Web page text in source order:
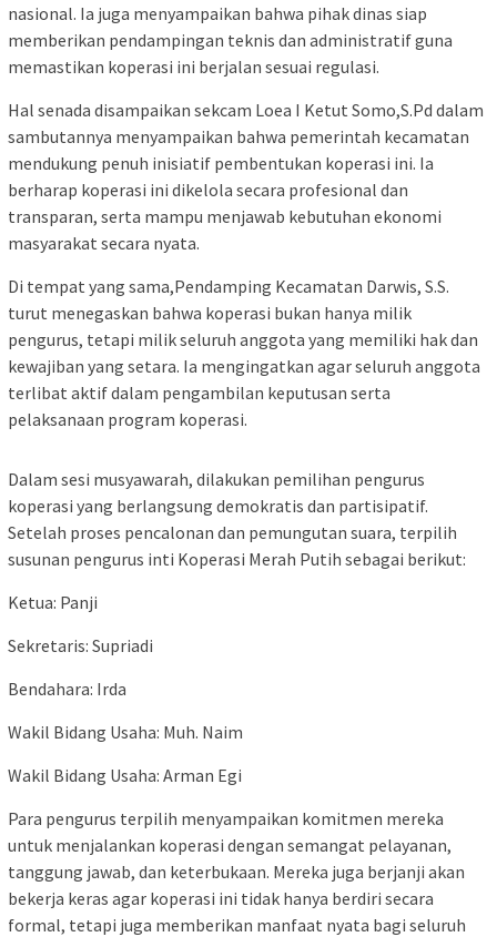
nasional. Ia juga menyampaikan bahwa pihak dinas siap
memberikan pendampingan teknis dan administratif guna
memastikan koperasi ini berjalan sesuai regulasi.
Hal senada disampaikan sekcam Loea I Ketut Somo,S.Pd dalam
sambutannya menyampaikan bahwa pemerintah kecamatan
mendukung penuh inisiatif pembentukan koperasi ini. Ia
berharap koperasi ini dikelola secara profesional dan
transparan, serta mampu menjawab kebutuhan ekonomi
masyarakat secara nyata.
Di tempat yang sama,Pendamping Kecamatan Darwis, S.S.
turut menegaskan bahwa koperasi bukan hanya milik
pengurus, tetapi milik seluruh anggota yang memiliki hak dan
kewajiban yang setara. Ia mengingatkan agar seluruh anggota
terlibat aktif dalam pengambilan keputusan serta
pelaksanaan program koperasi.
Dalam sesi musyawarah, dilakukan pemilihan pengurus
koperasi yang berlangsung demokratis dan partisipatif.
Setelah proses pencalonan dan pemungutan suara, terpilih
susunan pengurus inti Koperasi Merah Putih sebagai berikut:
Ketua: Panji
Sekretaris: Supriadi
Bendahara: Irda
Wakil Bidang Usaha: Muh. Naim
Wakil Bidang Usaha: Arman Egi
Para pengurus terpilih menyampaikan komitmen mereka
untuk menjalankan koperasi dengan semangat pelayanan,
tanggung jawab, dan keterbukaan. Mereka juga berjanji akan
bekerja keras agar koperasi ini tidak hanya berdiri secara
formal, tetapi juga memberikan manfaat nyata bagi seluruh